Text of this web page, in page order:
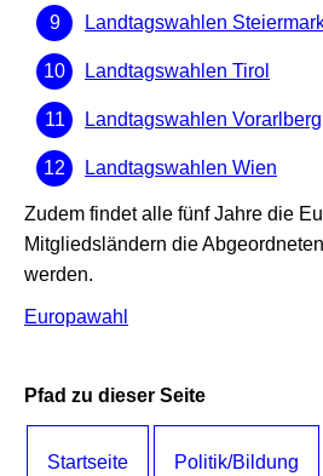
Landtagswahlen
Landtagswahlen Tirol
Landtagswahlen Vorarlberg
Landtagswahlen Wien
Zudem findet alle fünf Jahre die
Mitgliedsländern die
werden.
Europawahl
Pfad zu dieser Seite
Startseite Politik/Bildung